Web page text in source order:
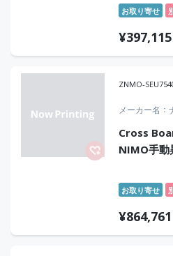
お取り寄せ
¥397,115
ZNMO-
メーカー名
Cross
NIMO手動
お取り寄せ
¥864,761